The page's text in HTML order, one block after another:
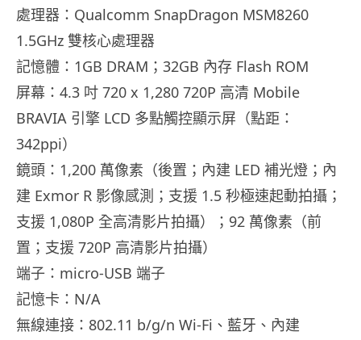
處理器：Qualcomm SnapDragon MSM8260
1.5GHz 雙核心處理器
記憶體：1GB DRAM；32GB 內存 Flash ROM
屏幕：4.3 吋 720 x 1,280 720P 高清 Mobile
BRAVIA 引擎 LCD 多點觸控顯示屏（點距：
342ppi）
鏡頭：1,200 萬像素（後置；內建 LED 補光燈；內
建 Exmor R 影像感測；支援 1.5 秒極速起動拍攝；
支援 1,080P 全高清影片拍攝）；92 萬像素（前
置；支援 720P 高清影片拍攝）
端子：micro-USB 端子
記憶卡：N/A
無線連接：802.11 b/g/n Wi-Fi、藍牙、內建